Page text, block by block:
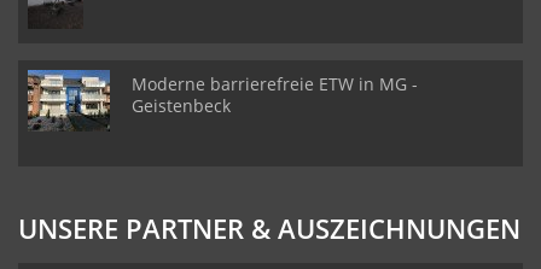
Moderne barrierefreie ETW in MG -
Geistenbeck
UNSERE PARTNER & AUSZEICHNUNGEN